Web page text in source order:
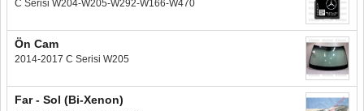
C Serisi W204-W205-W292-W166-W470
Ön Cam
2014-2017 C Serisi W205
Far - Sol (Bi-Xenon)